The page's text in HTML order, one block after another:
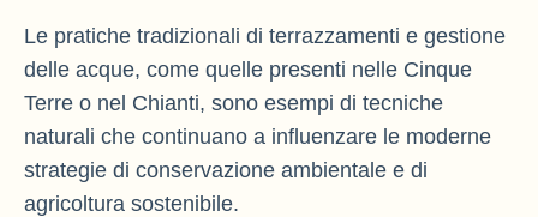
Le pratiche tradizionali di terrazzamenti e gestione
delle acque, come quelle presenti nelle Cinque
Terre o nel Chianti, sono esempi di tecniche
naturali che continuano a influenzare le moderne
strategie di conservazione ambientale e di
agricoltura sostenibile.